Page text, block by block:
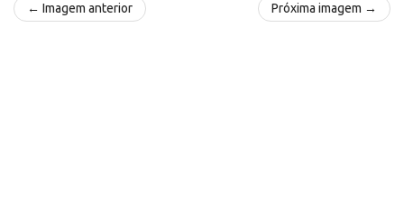
← Imagem anterior Próxima imagem →